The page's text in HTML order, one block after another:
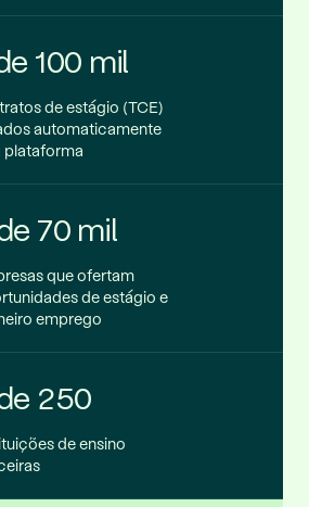
100 mil
de estágio (TCE)
automaticamente
plataforma
70 mil
que ofertam
de estágio e
emprego
250
de ensino